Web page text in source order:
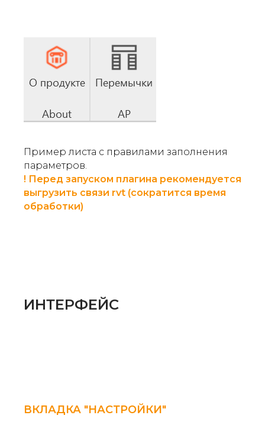
Пример листа с правилами заполнения
параметров.
! Перед запуском плагина рекомендуется
выгрузить связи rvt (сократится время
обработки)
ИНТЕРФЕЙС
ВКЛАДКА "НАСТРОЙКИ"